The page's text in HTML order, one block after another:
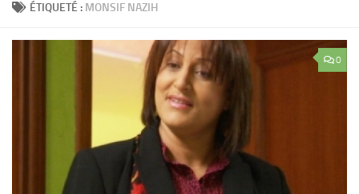
ÉTIQUETÉ : MONSIF NAZIH
0